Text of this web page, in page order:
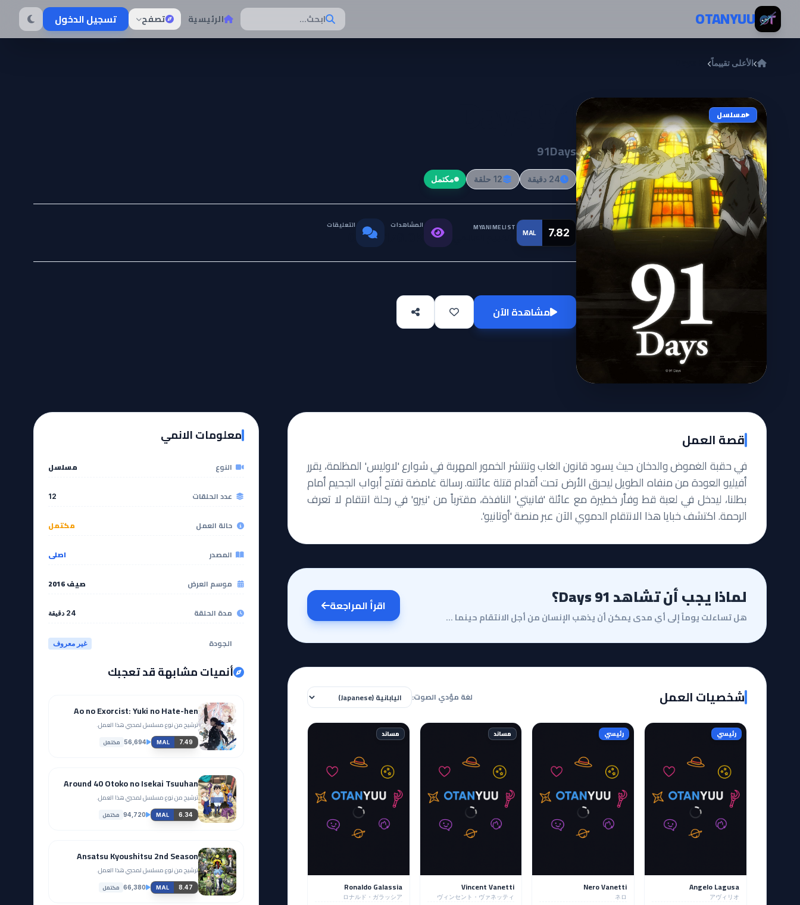
تخطي إلى المحتوىOTANYUU ابحث... الرئيسية تصفح تسجيل الدخول
الأعلى تقييماً
مسلسل
91Days
24 دقيقة 12 حلقة مكتمل
MAL 7.82
MYANIMELIST المشاهدات التعليقات
مشاهدة الآن
قصة العمل
في حقبة الغموض والدخان حيث يسود قانون الغاب وتنتشر الخمور المهربة في شوارع 'لاوليس' المظلمة، يقرر
أفيليو العودة من منفاه الطويل ليحرق الأرض تحت أقدام قتلة عائلته. رسالة غامضة تفتح أبواب الجحيم أمام
بطلنا، ليدخل في لعبة قط وفأر خطيرة مع عائلة 'فانيتي' النافذة، مقترباً من 'نيرو' في رحلة انتقام لا تعرف
الرحمة. اكتشف خبايا هذا الانتقام الدموي الآن عبر منصة 'أوتانيو'.
لماذا يجب أن تشاهد 91 Days؟
هل تساءلت يوماً إلى أي مدى يمكن أن يذهب الإنسان من أجل الانتقام حينما لا يملك في حياته سوى ذكريات مؤ...
اقرأ المراجعة
شخصيات العمل لغة مؤدي الصوت:
رئيسي
Angelo Lagusa
アヴィリオ
رئيسي
Nero Vanetti
ネロ
مساند
Vincent Vanetti
ヴィンセント・ヴァネッティ
مساند
Ronaldo Galassia
ロナルド・ガラッシア
معلومات الانمي
النوع مسلسل
عدد الحلقات 12
حالة العمل مكتمل
المصدر اصلي
موسم العرض صيف 2016
مدة الحلقة 24 دقيقة
الجودة غير معروف
أنميات مشابهة قد تعجبك
Ao no Exorcist: Yuki no Hate-hen
ترشيح من نوع مسلسل لمحبي هذا العمل.
MAL 7.49
56,694 مكتمل
Around 40 Otoko no Isekai Tsuuhan
ترشيح من نوع مسلسل لمحبي هذا العمل.
MAL 6.34
94,720 مكتمل
Ansatsu Kyoushitsu 2nd Season
ترشيح من نوع مسلسل لمحبي هذا العمل.
MAL 8.47
66,380 مكتمل